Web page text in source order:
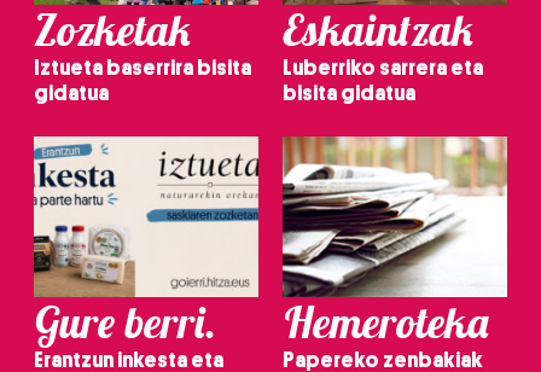
Zozketak
Iztueta baserrira bisita
gidatua
Eskaintzak
Luberriko sarrera eta
bisita gidatua
Gure berri.
Erantzun inkesta eta
Hemeroteka
Papereko zenbakiak